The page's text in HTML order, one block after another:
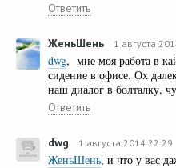
Ответить
ЖеньШень 1 августа
dwg, мне моя работа в
сидение в офисе. Ох
наш диалог в болталку,
Ответить
dwg 1 августа 2014 22:29
ЖеньШень, и что у вас